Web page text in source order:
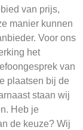
van prijs,
manier kunnen
Voor ons
het
van
plaatsen bij de
staan wij
Heb je
de keuze? Wij